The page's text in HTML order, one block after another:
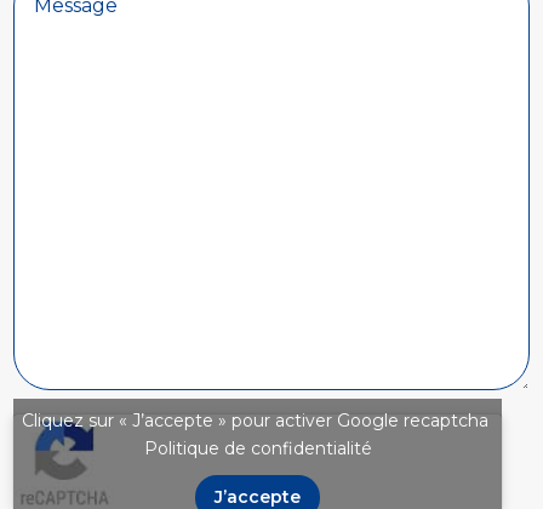
Cliquez sur « J’accepte » pour activer Google recaptcha
Politique de confidentialité
J’accepte